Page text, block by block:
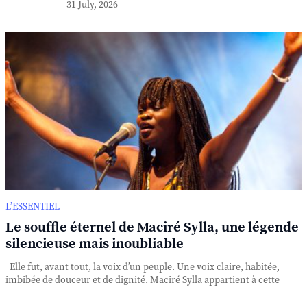
31 July, 2026
L’ESSENTIEL
Le souffle éternel de Maciré Sylla, une légende
silencieuse mais inoubliable
Elle fut, avant tout, la voix d’un peuple. Une voix claire, habitée,
imbibée de douceur et de dignité. Maciré Sylla appartient à cette